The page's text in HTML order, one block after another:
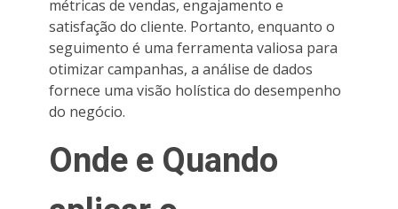
métricas de vendas, engajamento e
satisfação do cliente. Portanto, enquanto o
seguimento é uma ferramenta valiosa para
otimizar campanhas, a análise de dados
fornece uma visão holística do desempenho
do negócio.
Onde e Quando